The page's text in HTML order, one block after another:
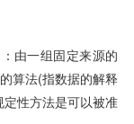
：由一组固定来源的
算法(指数据的解释
性方法是可以被准